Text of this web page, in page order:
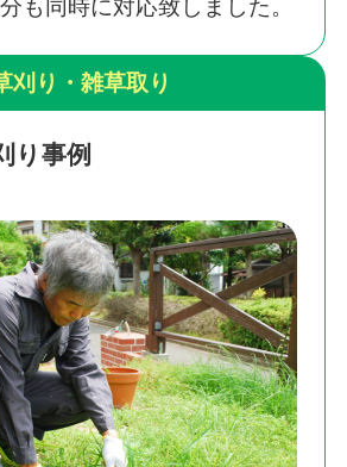
も同時に対応致しました。
刈り・雑草取り
り事例